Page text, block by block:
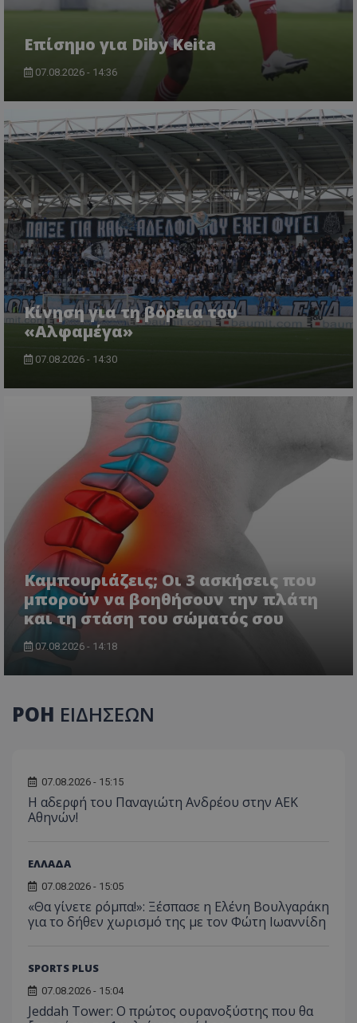
Επίσημο για Diby Keita
07.08.2026 - 14:36
Κίνηση για τη βόρεια του
«Αλφαμέγα»
07.08.2026 - 14:30
Καμπουριάζεις; Οι 3 ασκήσεις που
μπορούν να βοηθήσουν την πλάτη
και τη στάση του σώματός σου
07.08.2026 - 14:18
ΡΟΗ ΕΙΔΗΣΕΩΝ
07.08.2026 - 15:15
Η αδερφή του Παναγιώτη Ανδρέου στην ΑΕΚ
Αθηνών!
ΕΛΛΑΔΑ
07.08.2026 - 15:05
«Θα γίνετε ρόμπα!»: Ξέσπασε η Ελένη Βουλγαράκη
για το δήθεν χωρισμό της με τον Φώτη Ιωαννίδη
SPORTS PLUS
07.08.2026 - 15:04
Jeddah Tower: Ο πρώτος ουρανοξύστης που θα